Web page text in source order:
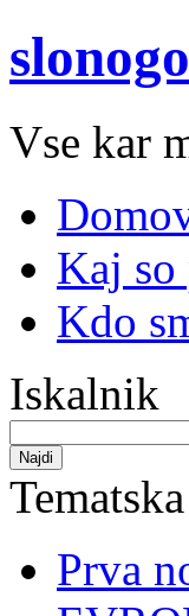
Vse kar
Kaj
Kdo
Iskalnik
Najdi
Prva